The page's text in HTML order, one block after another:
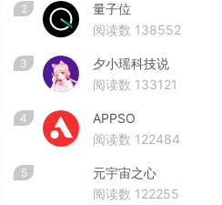
2
量子位
阅读数 138552
3
夕小瑶科技说
阅读数 133121
4
APPSO
阅读数 122484
5
元宇宙之心
阅读数 122255